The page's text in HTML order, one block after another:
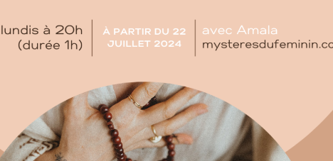
et gratuit.
existe autour de cette Voie du Coeur, où nous nous
après et durant les sessions que vous soyez présente ou
nos bougies allumées, déposer nos demandes et nos prières.
rejoindre :